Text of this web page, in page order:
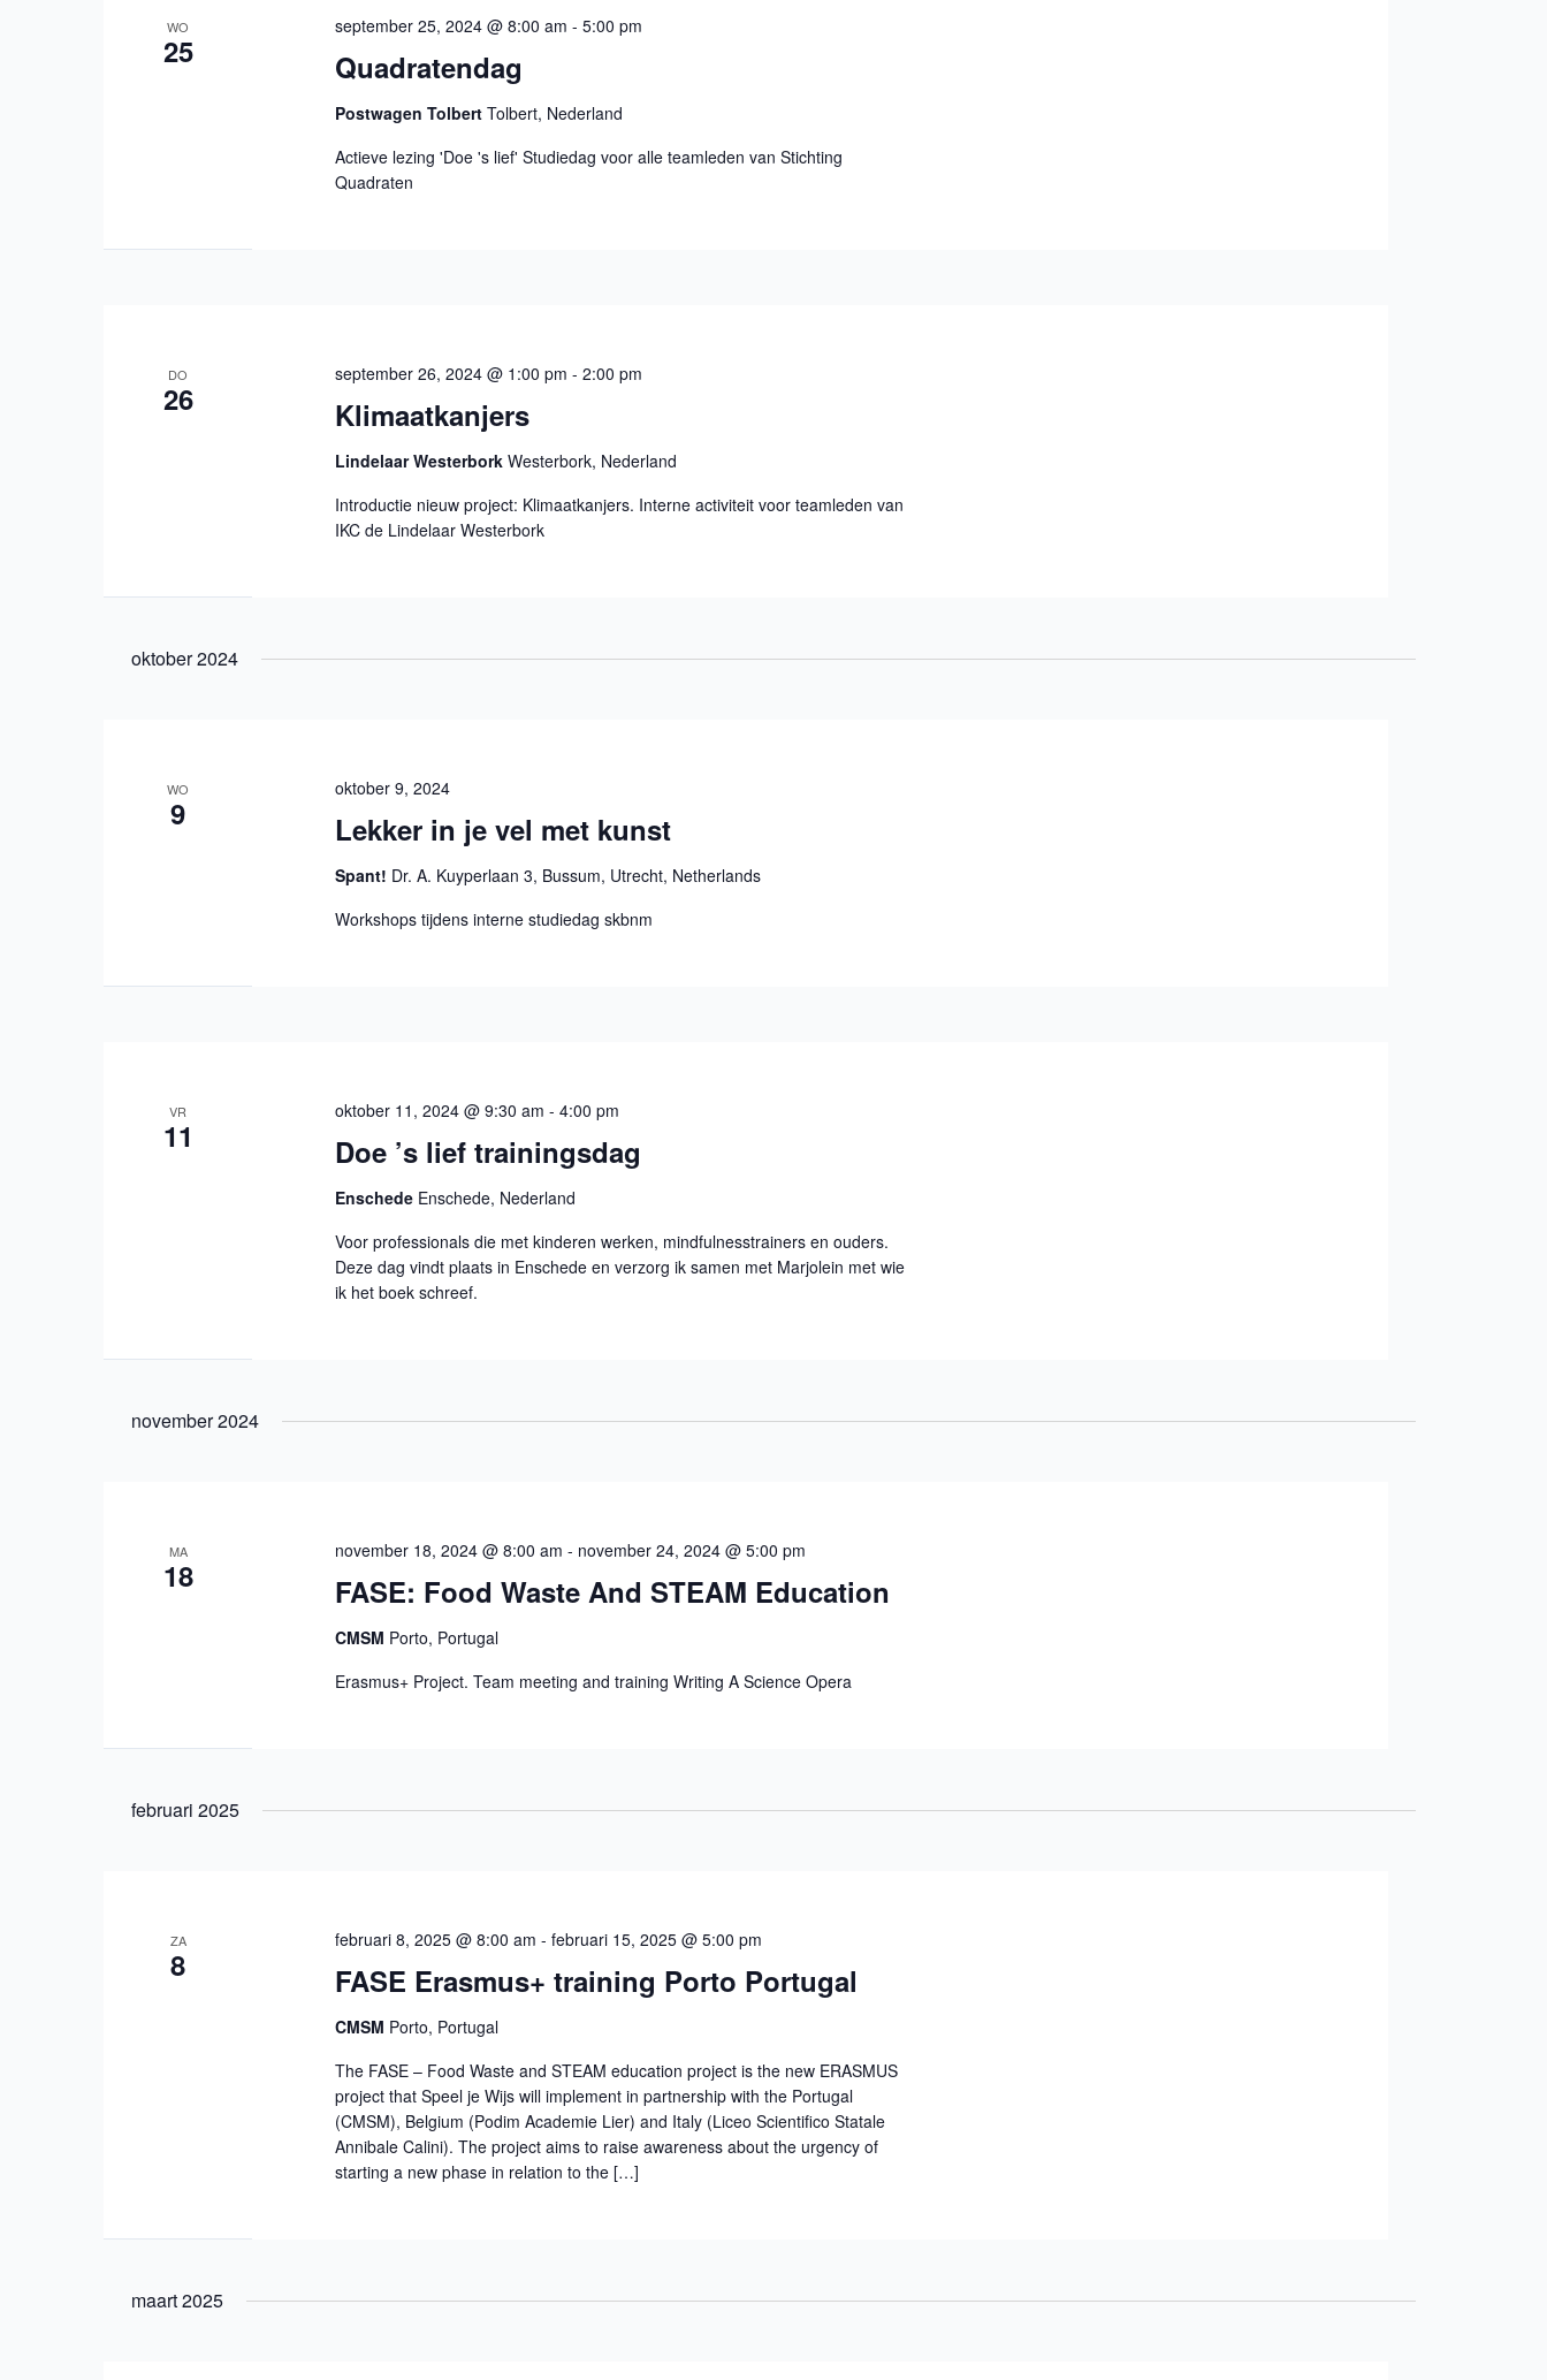
WO
25 Quadratendag
september 25, 2024 @ 8:00 am -5:00 pm
Postwagen TolbertTolbert, Nederland
Actieve lezing 'Doe 's lief' Studiedag voor alle teamleden van Stichting
Quadraten
DO
26 Klimaatkanjers
september 26, 2024 @ 1:00 pm -2:00 pm
Lindelaar WesterborkWesterbork, Nederland
Introductie nieuw project: Klimaatkanjers. Interne activiteit voor teamleden van
IKC de Lindelaar Westerbork
oktober 2024
WO
9 Lekker in je vel met kunst
oktober 9, 2024
Spant! Dr. A. Kuyperlaan 3, Bussum, Utrecht, Netherlands
Workshops tijdens interne studiedag skbnm
VR
11 Doe ’s lief trainingsdag
oktober 11, 2024 @ 9:30 am -4:00 pm
Enschede Enschede, Nederland
Voor professionals die met kinderen werken, mindfulnesstrainers en ouders.
Deze dag vindt plaats in Enschede en verzorg ik samen met Marjolein met wie
ik het boek schreef.
november 2024
MA
18 FASE: Food Waste And STEAM Education
november 18, 2024 @ 8:00 am - november 24, 2024 @ 5:00 pm
CMSM Porto, Portugal
Erasmus+ Project. Team meeting and training Writing A Science Opera
februari 2025
ZA
8 FASE Erasmus+ training Porto Portugal
februari 8, 2025 @ 8:00 am -februari 15, 2025 @ 5:00 pm
CMSM Porto, Portugal
The FASE – Food Waste and STEAM education project is the new ERASMUS
project that Speel je Wijs will implement in partnership with the Portugal
(CMSM), Belgium (Podim Academie Lier) and Italy (Liceo Scientifico Statale
Annibale Calini). The project aims to raise awareness about the urgency of
starting a new phase in relation to the […]
maart 2025